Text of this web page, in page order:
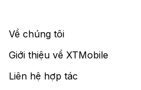
Về chúng tôi
Giới thiệu về XTMobile
Liên hệ hợp tác